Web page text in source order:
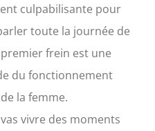
culpabilisante pour
toute la journée de
frein est une
du fonctionnement
la femme.
vivre des moments